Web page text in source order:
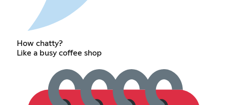
How chatty?
Like a busy coffee shop